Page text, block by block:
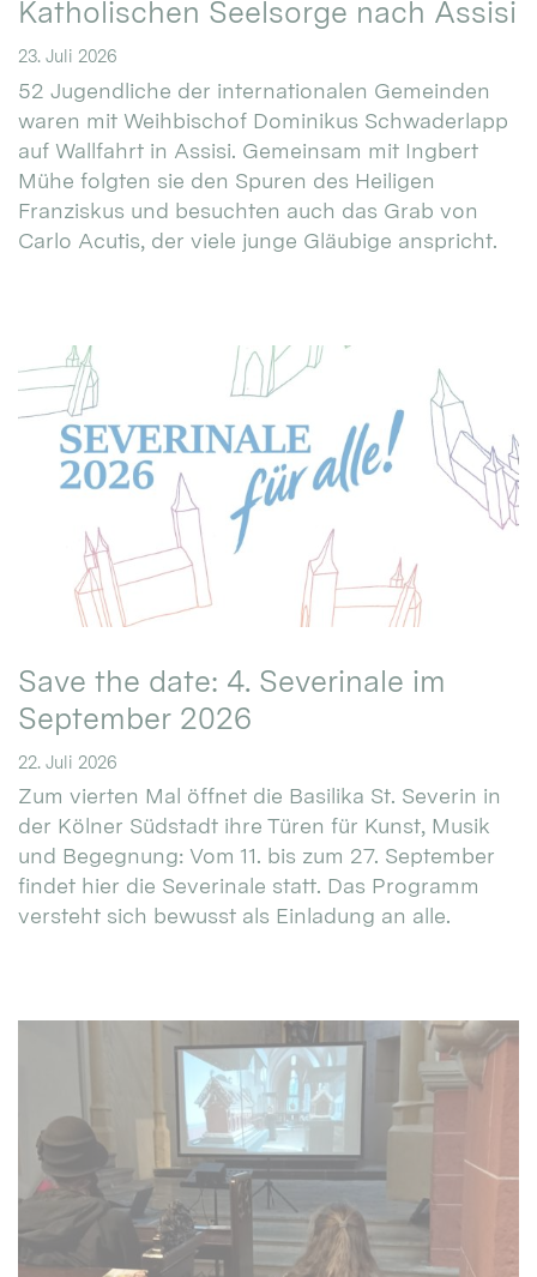
Katholischen Seelsorge nach Assisi
23. Juli 2026
52 Jugendliche der internationalen Gemeinden
waren mit Weihbischof Dominikus Schwaderlapp
auf Wallfahrt in Assisi. Gemeinsam mit Ingbert
Mühe folgten sie den Spuren des Heiligen
Franziskus und besuchten auch das Grab von
Carlo Acutis, der viele junge Gläubige anspricht.
Save the date: 4. Severinale im
September 2026
22. Juli 2026
Zum vierten Mal öffnet die Basilika St. Severin in
der Kölner Südstadt ihre Türen für Kunst, Musik
und Begegnung: Vom 11. bis zum 27. September
findet hier die Severinale statt. Das Programm
versteht sich bewusst als Einladung an alle.